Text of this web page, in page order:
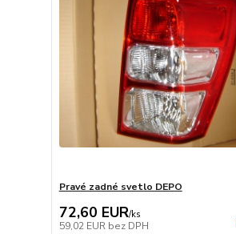
Pravé zadné svetlo DEPO
72,60 EUR/ks
59,02 EUR bez DPH